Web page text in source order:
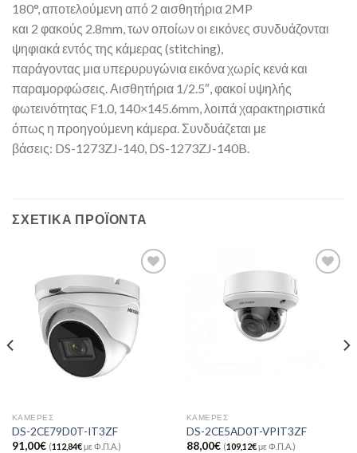
180°, αποτελούμενη από 2 αισθητήρια 2MP
και 2 φακούς 2.8mm, των οποίων οι εικόνες συνδυάζονται
ψηφιακά εντός της κάμερας (stitching),
παράγοντας μια υπερυρυγώνια εικόνα χωρίς κενά και
παραμορφώσεις. Αισθητήρια 1/2.5″, φακοί υψηλής
φωτεινότητας F1.0, 140×145.6mm, λοιπά χαρακτηριστικά
όπως η προηγούμενη κάμερα. Συνδυάζεται με
βάσεις: DS-1273ZJ-140, DS-1273ZJ-140B.
ΣΧΕΤΙΚΆ ΠΡΟΪΌΝΤΑ
Add to
Wishlist
ΚΆΜΕΡΕΣ
DS-2CE79D0T-IT3ZF
91,00€ (112,84€με Φ.Π.Α.)
ΚΆΜΕΡΕΣ
DS-2CE5AD0T-VPIT3ZF
88,00€ (109,12€με Φ.Π.Α.)